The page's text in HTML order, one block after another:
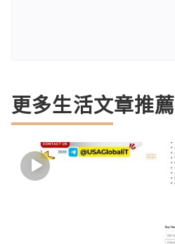
更多生活文章推薦